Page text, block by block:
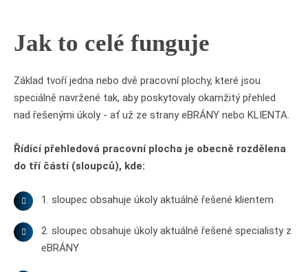
Jak to celé funguje
Základ tvoří jedna nebo dvě pracovní plochy, které jsou
speciálně navržené tak, aby poskytovaly okamžitý přehled
nad řešenými úkoly - ať už ze strany eBRÁNY nebo KLIENTA.
Řídící přehledová pracovní plocha je obecně rozdělena
do tří částí (sloupců), kde:
1. sloupec obsahuje úkoly aktuálně řešené klientem
2. sloupec obsahuje úkoly aktuálně řešené specialisty z
eBRÁNY